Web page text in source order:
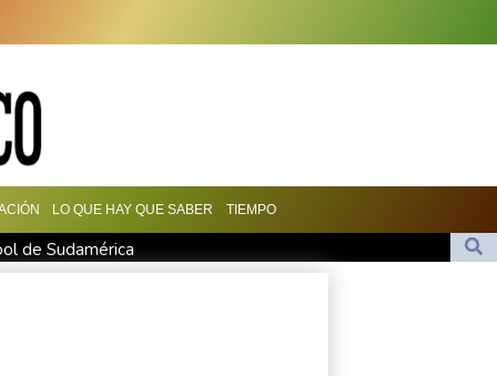
LO QUE HAY QUE SABER TIEMPO
de Sudamérica
Madonna en "Ray of Light"
vacuna ya existente contra otra cepa del ébola